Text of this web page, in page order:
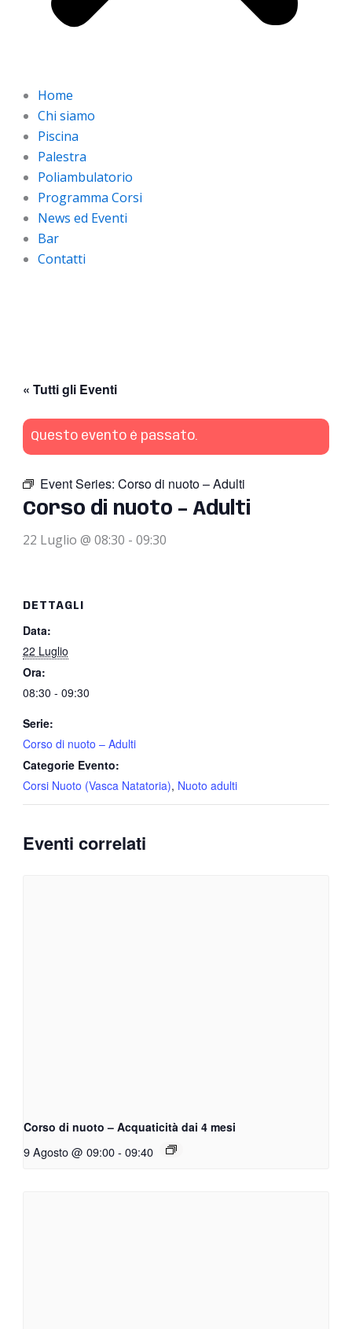
Home
Chi siamo
Piscina
Palestra
Poliambulatorio
Programma Corsi
News ed Eventi
Bar
Contatti
« Tutti gli Eventi
Questo evento è passato.
Event Series: Corso di nuoto – Adulti
Corso di nuoto – Adulti
22 Luglio @ 08:30 - 09:30
DETTAGLI
Data:
22 Luglio
Ora:
08:30 - 09:30
Serie:
Corso di nuoto – Adulti
Categorie Evento:
Corsi Nuoto (Vasca Natatoria), Nuoto adulti
Eventi correlati
Corso di nuoto – Acquaticità dai 4 mesi
9 Agosto @ 09:00 - 09:40